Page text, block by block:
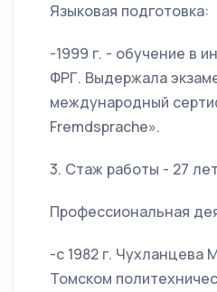
Языковая подготовка:
-1999 г. - обучение в
ФРГ. Выдержала
международный
Fremdsprache».
3. Стаж работы - 27
Профессиональная
-с 1982 г. Чухланцева
Томском